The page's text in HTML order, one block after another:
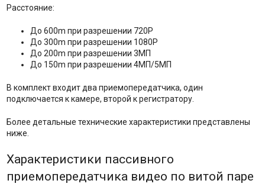
Расстояние:
До 600m при разрешении 720P
До 300m при разрешении 1080P
До 200m при разрешении 3МП
До 150m при разрешении 4МП/5МП
В комплект входит два приемопередатчика, один
подключается к камере, второй к регистратору.
Более детальные технические характеристики представлены
ниже.
Характеристики пассивного
приемопередатчика видео по витой паре